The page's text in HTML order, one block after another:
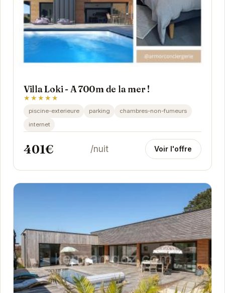
Villa Loki - A 700m de la mer !
★★★★★
piscine-exterieure parking
chambres-non-fumeurs
internet
401€ /nuit Voir l'offre